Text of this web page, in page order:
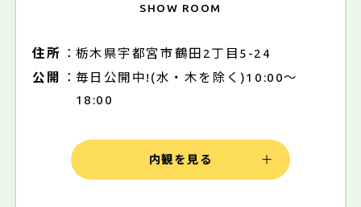
SHOW ROOM
住所
栃木県宇都宮市鶴田2丁目5-24
公開
毎日公開中!(水・木を除く)10:00～
18:00
内観を見る